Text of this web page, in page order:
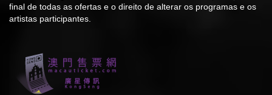
final de todas as ofertas e o direito de alterar os programas e os
artistas participantes.